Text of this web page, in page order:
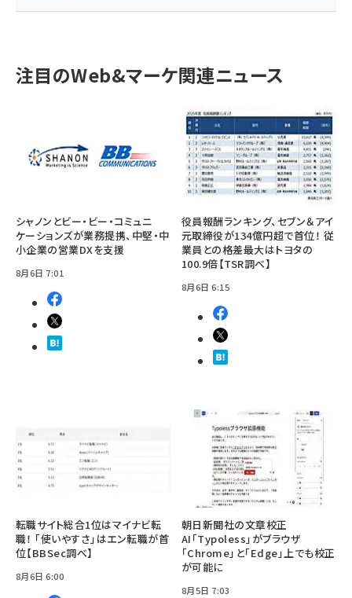
注目のWeb&マーケ関連ニュース
シャノンとビー・ビー・コミュニ
ケーションズが業務提携、中堅・中
小企業の営業DXを支援
8月6日 7:01
役員報酬ランキング、セブン＆アイ
元取締役が134億円超で首位！ 従
業員との格差最大はトヨタの
100.9倍【TSR調べ】
8月6日 6:15
転職サイト総合1位はマイナビ転
職！ 「使いやすさ」はエン転職が首
位【BBSec調べ】
8月6日 6:00
朝日新聞社の文章校正
AI「Typoless」がブラウザ
「Chrome」と「Edge」上でも校正
が可能に
8月5日 7:03